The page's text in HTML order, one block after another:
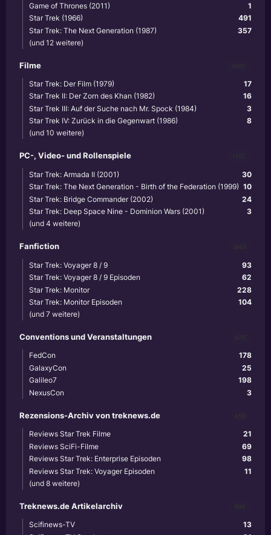
1
Game of Thrones (2011)
491
Star Trek (1966)
357
Star Trek: The Next Generation (1987)
(und 12 weitere)
Filme
17
Star Trek: Der Film (1979)
16
Star Trek II: Der Zorn des Khan (1982)
3
Star Trek III: Auf der Suche nach Mr. Spock (1984)
8
Star Trek IV: Zurück in die Gegenwart (1986)
(und 10 weitere)
PC-, Video- und Rollenspiele
30
Star Trek: Armada II (2001)
10
Star Trek: The Next Generation - Birth of the Federation (1999)
24
Star Trek: Bridge Commander (2002)
3
Star Trek: Deep Space Nine - Dominion Wars (2001)
(und 4 weitere)
Fanfiction
93
Star Trek: Voyager 8 / 9
62
Star Trek: Voyager 8 / 9 Episoden
228
Star Trek: Monitor
104
Star Trek: Monitor Episoden
(und 7 weitere)
Conventions und Veranstaltungen
178
FedCon
25
GalaxyCon
198
Galileo7
3
NexusCon
Rezensions-Archiv von treknews.de
21
Reviews Star Trek Filme
69
Reviews SciFi-Filme
98
Reviews Star Trek: Enterprise Episoden
11
Reviews Star Trek: Voyager Episoden
(und 8 weitere)
Treknews.de Artikelarchiv
13
Scifinews-TV